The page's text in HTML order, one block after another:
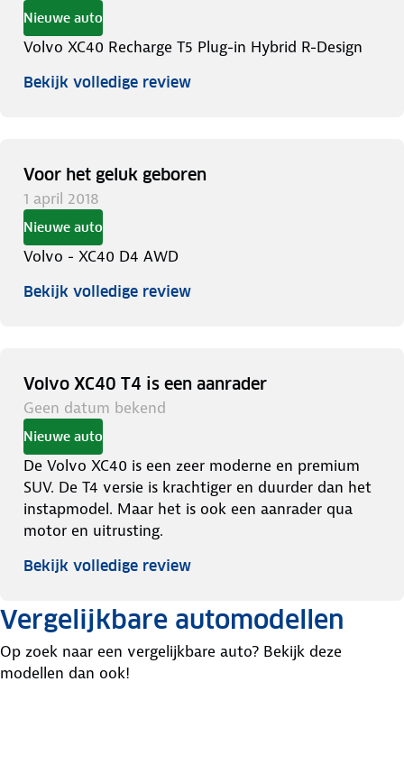
Nieuwe auto
Volvo XC40 Recharge T5 Plug-in Hybrid R-Design
Bekijk volledige review
Voor het geluk geboren
1 april 2018
Nieuwe auto
Volvo - XC40 D4 AWD
Bekijk volledige review
Volvo XC40 T4 is een aanrader
Geen datum bekend
Nieuwe auto
De Volvo XC40 is een zeer moderne en premium
SUV. De T4 versie is krachtiger en duurder dan het
instapmodel. Maar het is ook een aanrader qua
motor en uitrusting.
Bekijk volledige review
Vergelijkbare automodellen
Op zoek naar een vergelijkbare auto? Bekijk deze
modellen dan ook!